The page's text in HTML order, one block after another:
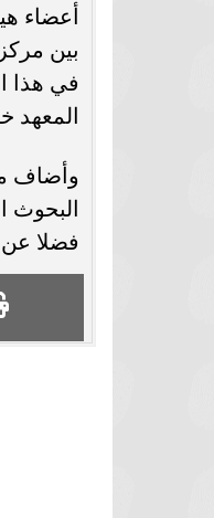
أعضاء
بين
في هذا
المعهد خلال عام 2019، والتي تم
وأضاف
البحوث
فضلا عن
برشلونة يستعيد
كأس